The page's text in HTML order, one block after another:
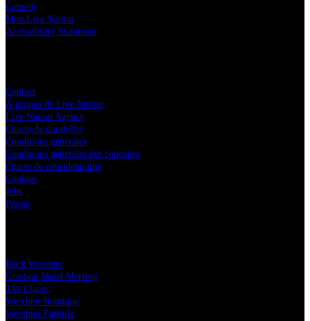
Comedy
Mon Live Nation
Accessibility Statement
Contact
À propos de Live Nation
Live Nation Agency
Charte de durabilité
Conditions générales
Conditions générales des concours
Charte de confidentialité
Cookies
Jobs
Presse
Rock Werchter
Graspop Metal Meeting
TW Classic
Werchter Boutique
Werchter Parklife